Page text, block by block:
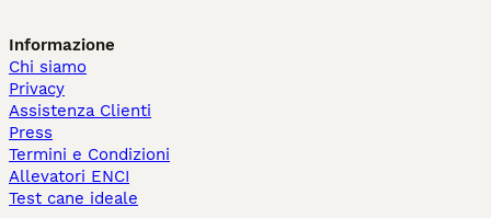
Informazione
Chi siamo
Privacy
Assistenza Clienti
Press
Termini e Condizioni
Allevatori ENCI
Test cane ideale